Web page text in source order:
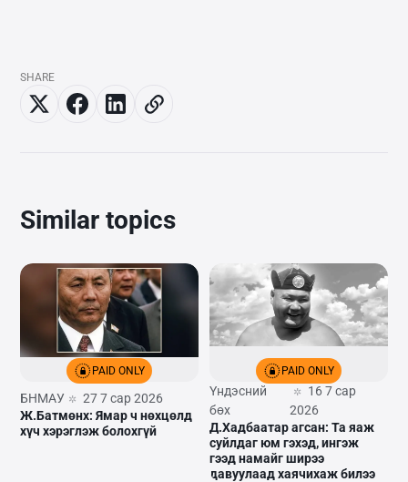
SHARE
Similar topics
PAID ONLY
БНМАУ
27 7 сар 2026
Ж.Батмөнх: Ямар ч нөхцөлд
хүч хэрэглэж болохгүй
PAID ONLY
Үндэсний
бөх
16 7 сар
2026
Д.Хадбаатар агсан: Та яаж
суйлдаг юм гэхэд, ингэж
гээд намайг ширээ
давуулаад хаячихаж билээ